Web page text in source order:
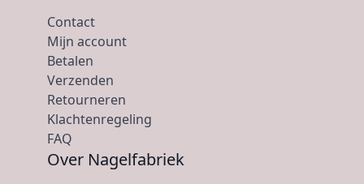
Contact
Mijn account
Betalen
Verzenden
Retourneren
Klachtenregeling
FAQ
Over Nagelfabriek